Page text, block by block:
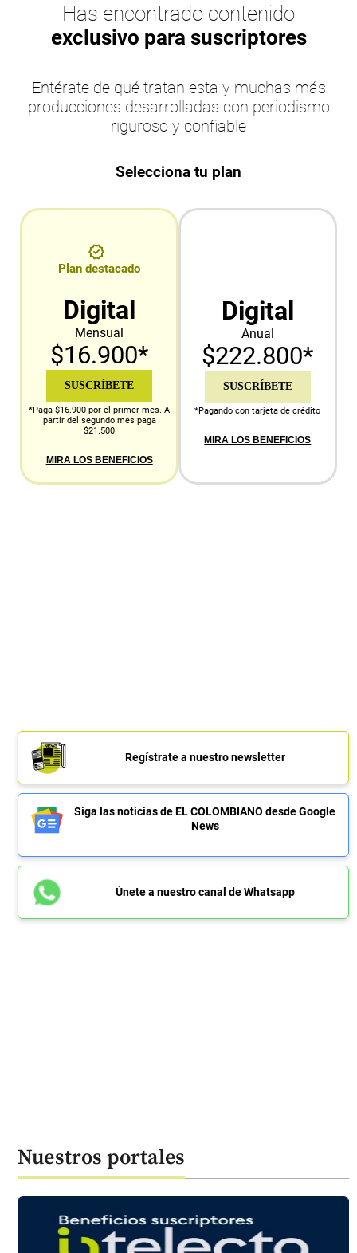
Has encontrado contenido
exclusivo para suscriptores
Entérate de qué tratan esta y muchas más
producciones desarrolladas con periodismo
riguroso y confiable
Selecciona tu plan
Plan destacado
Digital
Mensual
$16.900*
SUSCRÍBETE
*Paga $16.900 por el primer mes. A
partir del segundo mes paga
$21.500
MIRA LOS BENEFICIOS
Digital
Anual
$222.800*
SUSCRÍBETE
*Pagando con tarjeta de crédito
MIRA LOS BENEFICIOS
Regístrate a nuestro newsletter
Siga las noticias de EL COLOMBIANO desde Google
News
Únete a nuestro canal de Whatsapp
Nuestros portales